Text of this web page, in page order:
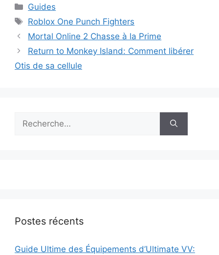
Catégories
Guides
Étiquettes
Roblox One Punch Fighters
Mortal Online 2 Chasse à la Prime
Return to Monkey Island: Comment libérer
Otis de sa cellule
Rechercher :
Postes récents
Guide Ultime des Équipements d’Ultimate VV: